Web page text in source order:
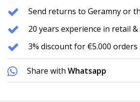
Send returns to Geramny or
20 years experience in retail
3% discount for €5.000 orders
Share with Whatsapp